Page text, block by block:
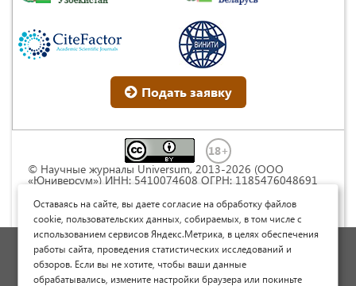
Подать заявку
© Научные журналы Universum, 2013-2026 (ООО
«Юниверсум») ИНН: 5410074608 ОГРН: 1185476048691
Commons « Attribution» («Атрибуция») 4.0
Непортированная
Политика обработки персональных данных
Договор оферты
Оставаясь на сайте, вы даете согласие на обработку файлов
cookie, пользовательских данных, собираемых, в том числе с
использованием сервисов Яндекс.Метрика, в целях обеспечения
работы сайта, проведения статистических исследований и
обзоров. Если вы не хотите, чтобы ваши данные
обрабатывались, измените настройки браузера или покиньте